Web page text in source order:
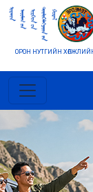
ОРОН НУТГИЙН ХӨГЖЛИЙН